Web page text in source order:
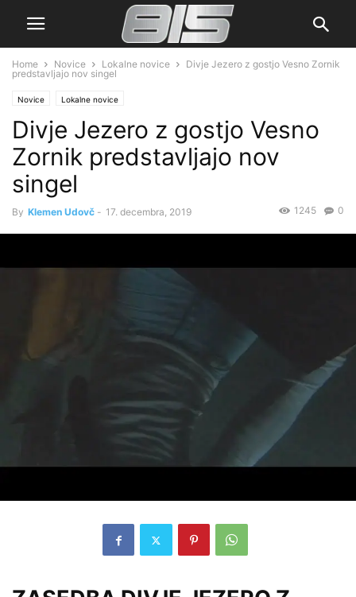
Home Novice Lokalne novice
Divje Jezero z gostjo Vesno Zornik
predstavljajo nov singel
Novice Lokalne novice
Divje Jezero z gostjo Vesno
Zornik predstavljajo nov
singel
By Klemen Udovč - 17. decembra, 2019 0
1245